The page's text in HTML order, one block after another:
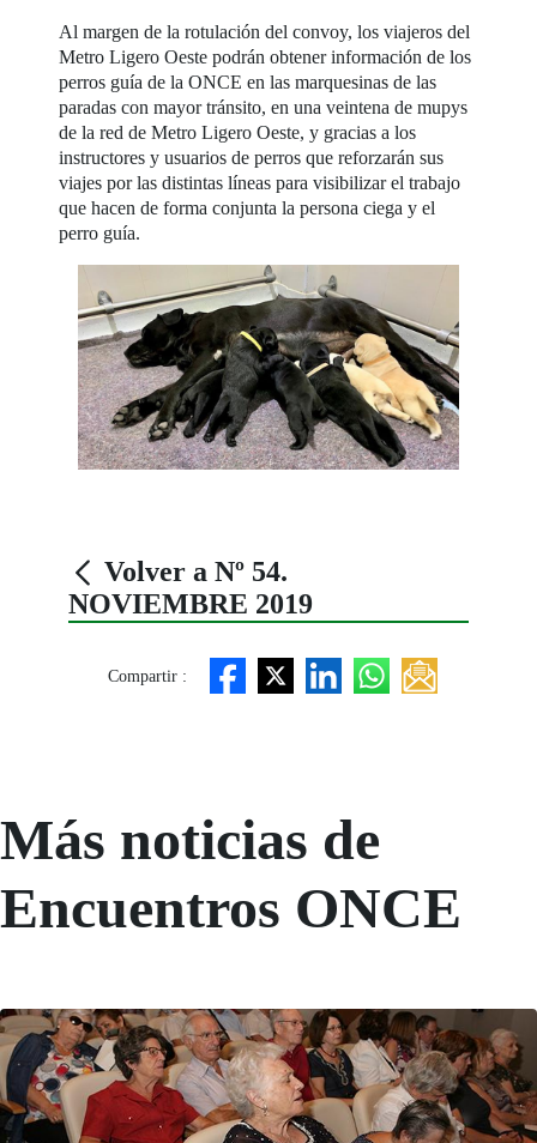
Al margen de la rotulación del convoy, los viajeros del
Metro Ligero Oeste podrán obtener información de los
perros guía de la ONCE en las marquesinas de las
paradas con mayor tránsito, en una veintena de mupys
de la red de Metro Ligero Oeste, y gracias a los
instructores y usuarios de perros que reforzarán sus
viajes por las distintas líneas para visibilizar el trabajo
que hacen de forma conjunta la persona ciega y el
perro guía.
Volver a Nº 54.
NOVIEMBRE 2019
Compartir :
Más noticias de
Encuentros ONCE